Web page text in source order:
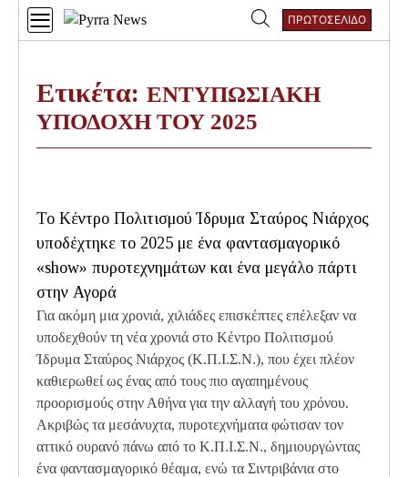
Αναζήτηση
ΠΡΩΤΟΣΕΛΙΔΟ
Ετικέτα: ΕΝΤΥΠΩΣΙΑΚΗ
ΥΠΟΔΟΧΗ ΤΟΥ 2025
Το Κέντρο Πολιτισμού Ίδρυμα Σταύρος Νιάρχος
υποδέχτηκε το 2025 με ένα φαντασμαγορικό
«show» πυροτεχνημάτων και ένα μεγάλο πάρτι
στην Αγορά
Για ακόμη μια χρονιά, χιλιάδες επισκέπτες επέλεξαν να
υποδεχθούν τη νέα χρονιά στο Κέντρο Πολιτισμού
Ίδρυμα Σταύρος Νιάρχος (Κ.Π.Ι.Σ.Ν.), που έχει πλέον
καθιερωθεί ως ένας από τους πιο αγαπημένους
προορισμούς στην Αθήνα για την αλλαγή του χρόνου.
Ακριβώς τα μεσάνυχτα, πυροτεχνήματα φώτισαν τον
αττικό ουρανό πάνω από το Κ.Π.Ι.Σ.Ν., δημιουργώντας
ένα φαντασμαγορικό θέαμα, ενώ τα Σιντριβάνια στο